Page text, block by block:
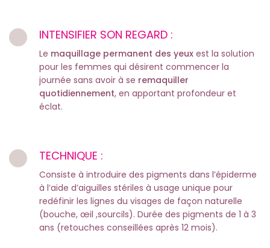
INTENSIFIER SON REGARD :
Le maquillage permanent des yeux est la solution
pour les femmes qui désirent commencer la
journée sans avoir à se remaquiller
quotidiennement, en apportant profondeur et
éclat.
TECHNIQUE :
Consiste à introduire des pigments dans l’épiderme
à l’aide d’aiguilles stériles à usage unique pour
redéfinir les lignes du visages de façon naturelle
(bouche, œil ,sourcils). Durée des pigments de 1 à 3
ans (retouches conseillées après 12 mois).